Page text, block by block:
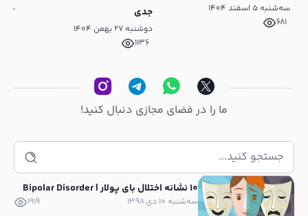
سه‌شنبه ۵ اسفند ۱۴۰۴
681
جدی
دوشنبه ۲۷ بهمن ۱۴۰۴
1136
دوشنبه
ما را در فضای مجازی دنبال کنید!
جستجو
برای: اختلالاتاستعدادیابی فرزند پروری همه مقالات
10 نشانه اختلال بای پولار | Bipolar Disorder
سه‌شنبه ۱۰ دی ۱۳۹۸ 1919